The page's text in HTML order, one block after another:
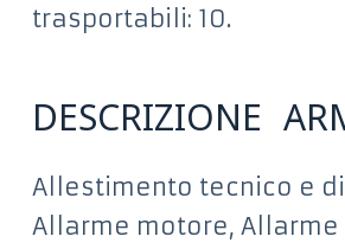
trasportabili: 10.
DESCRIZIONE
Allestimento tecnico e
Allarme motore, Allarme